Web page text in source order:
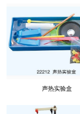
声热实验盒